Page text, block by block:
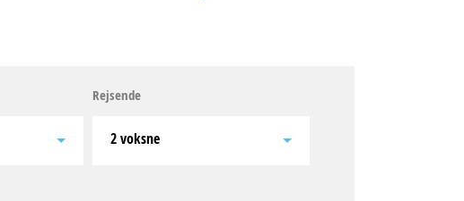
Rejsende
2 voksne